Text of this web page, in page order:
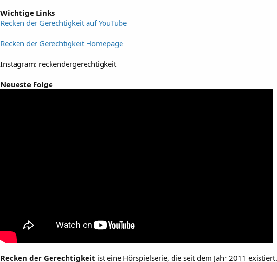
Wichtige Links
Recken der Gerechtigkeit auf YouTube
Recken der Gerechtigkeit Homepage
Instagram: reckendergerechtigkeit
Neueste Folge
Recken der Gerechtigkeit ist eine Hörspielserie, die seit dem Jahr 2011 existiert.